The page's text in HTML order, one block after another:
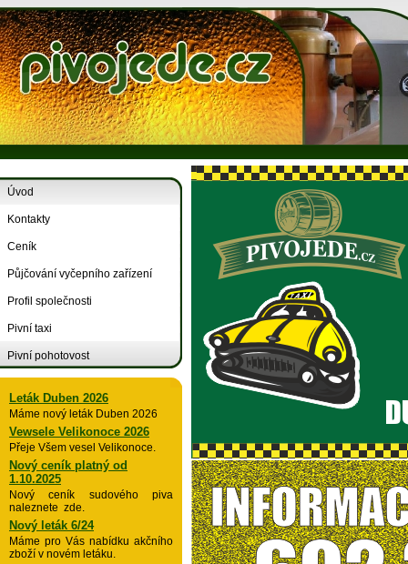
Úvod
Kontakty
Ceník
Půjčování vyčepního zařízení
Profil společnosti
Pivní taxi
Pivní pohotovost
Leták Duben 2026
Máme nový leták Duben 2026
Vewsele Velikonoce 2026
Přeje Všem vesel Velikonoce.
Nový ceník platný od
1.10.2025
Nový ceník sudového piva
naleznete zde.
Nový leták 6/24
Máme pro Vás nabídku akčního
zboží v novém letáku.